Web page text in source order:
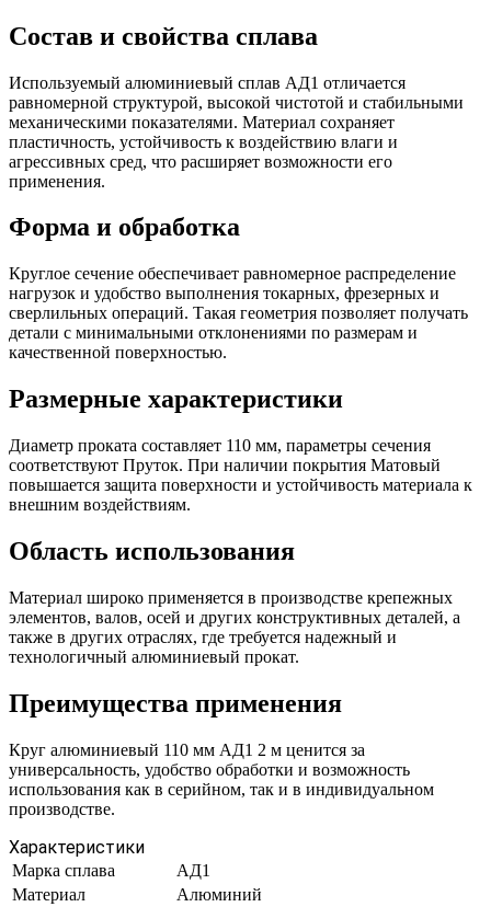
Состав и свойства сплава
Используемый алюминиевый сплав АД1 отличается
равномерной структурой, высокой чистотой и стабильными
механическими показателями. Материал сохраняет
пластичность, устойчивость к воздействию влаги и
агрессивных сред, что расширяет возможности его
применения.
Форма и обработка
Круглое сечение обеспечивает равномерное распределение
нагрузок и удобство выполнения токарных, фрезерных и
сверлильных операций. Такая геометрия позволяет получать
детали с минимальными отклонениями по размерам и
качественной поверхностью.
Размерные характеристики
Диаметр проката составляет 110 мм, параметры сечения
соответствуют Пруток. При наличии покрытия Матовый
повышается защита поверхности и устойчивость материала к
внешним воздействиям.
Область использования
Материал широко применяется в производстве крепежных
элементов, валов, осей и других конструктивных деталей, а
также в других отраслях, где требуется надежный и
технологичный алюминиевый прокат.
Преимущества применения
Круг алюминиевый 110 мм АД1 2 м ценится за
универсальность, удобство обработки и возможность
использования как в серийном, так и в индивидуальном
производстве.
Характеристики
Марка сплава
АД1
Материал
Алюминий